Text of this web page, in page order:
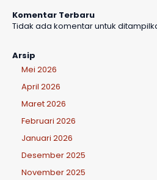
Komentar Terbaru
Tidak ada komentar untuk
Arsip
Mei 2026
April 2026
Maret 2026
Februari 2026
Januari 2026
Desember 2025
November 2025